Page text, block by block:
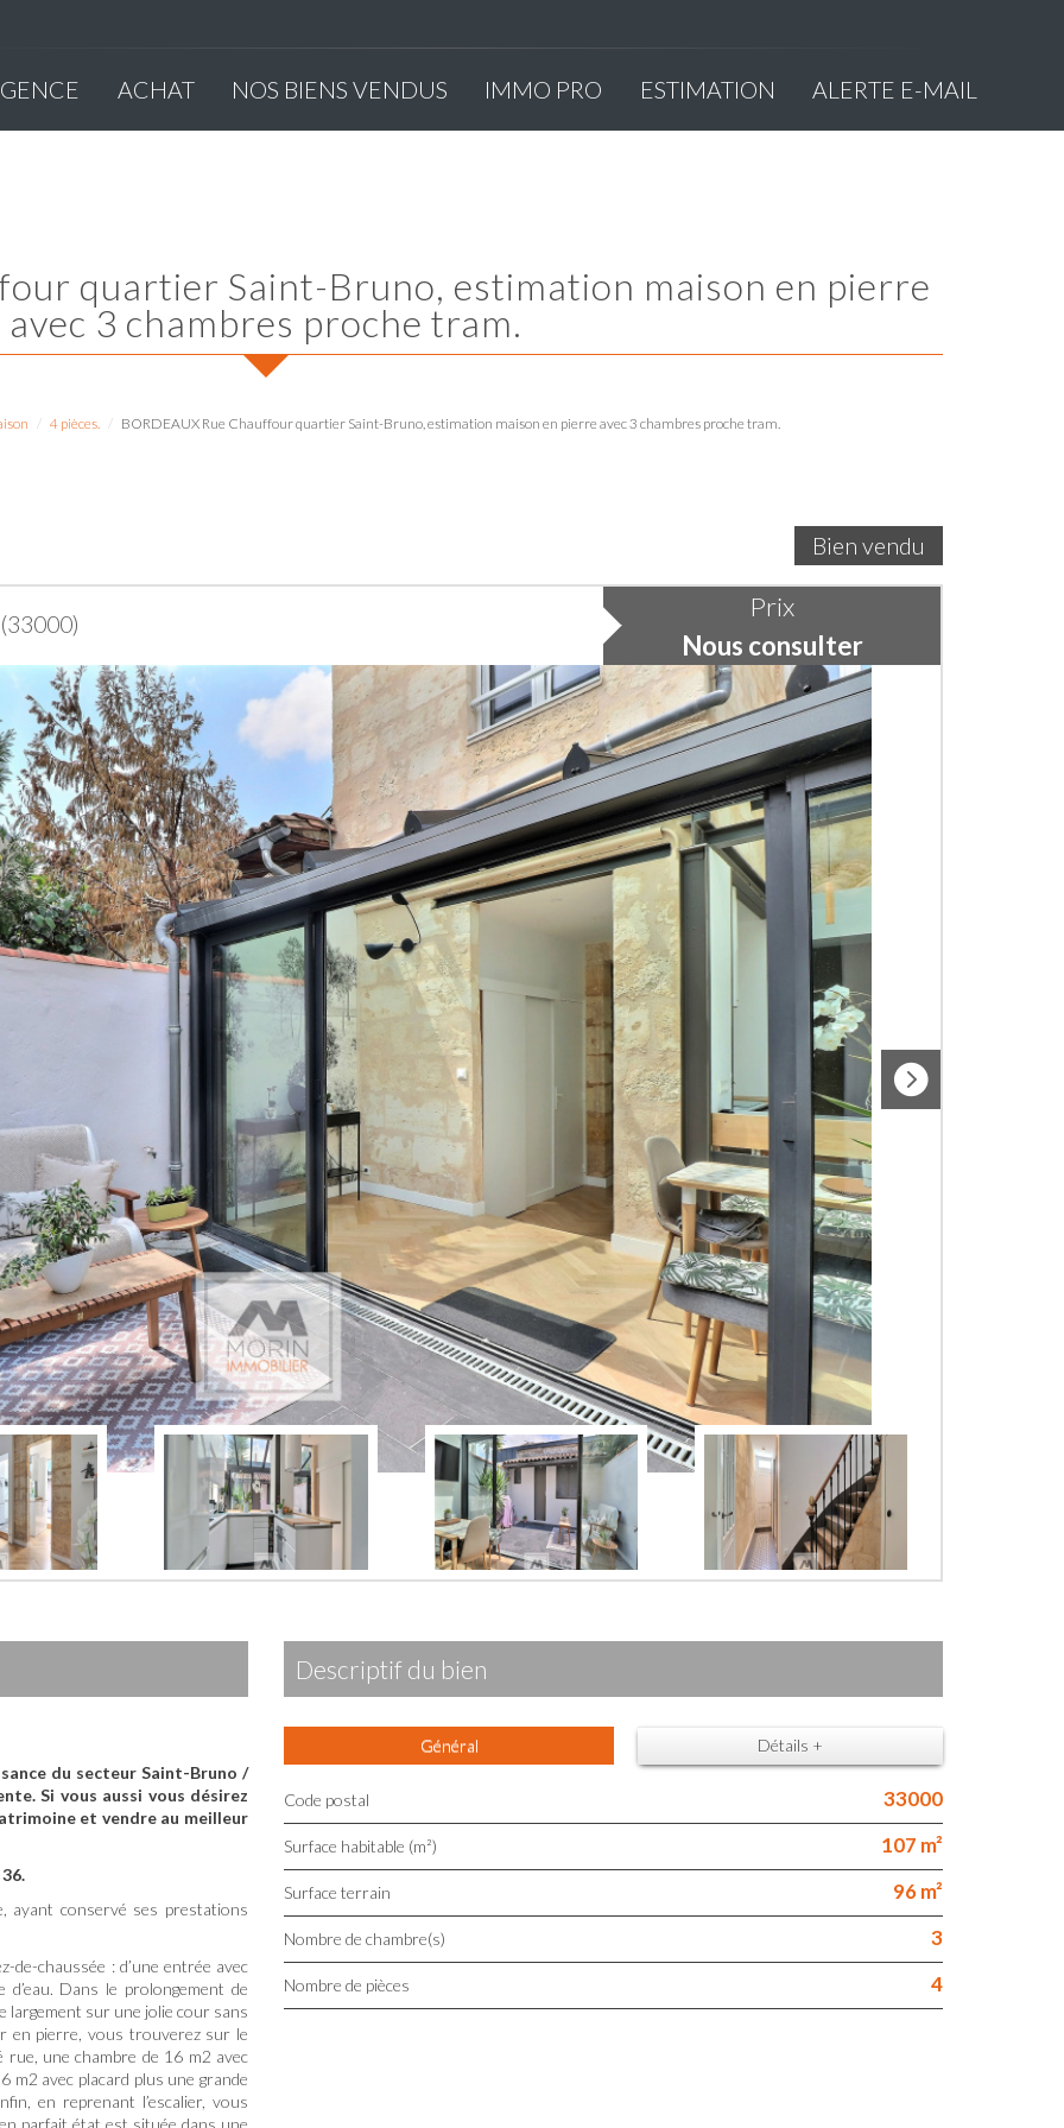
ACHAT NOS BIENS VENDUS IMMO PRO ESTIMATION ALERTE E-MAIL
avec 3 chambres proche tram.
4 pièces. BORDEAUX Rue Chauffour quartier Saint-Bruno, estimation maison en pierre avec 3 chambres proche tram.
Bien vendu
Prix
Nous consulter
du secteur Saint-Bruno /
Si vous aussi vous désirez
et vendre au meilleur
ayant conservé ses prestations
de-chaussée : d’une entrée avec
Dans le prolongement de
largement sur une jolie cour sans
en pierre, vous trouverez sur le
rue, une chambre de 16 m2 avec
m2 avec placard plus une grande
en reprenant l’escalier, vous
parfait état est située dans une
descriptif du bien
Général Détails +
Code postal 33000
Surface habitable (m²) 107 m²
surface terrain 96 m²
Nombre de chambre(s) 3
Nombre de pièces 4